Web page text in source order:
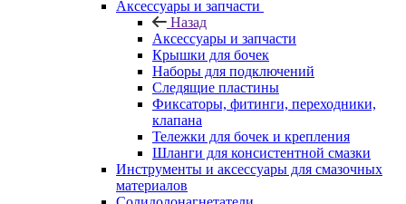
Аксессуары и запчасти
Назад
Аксессуары и запчасти
Крышки для бочек
Наборы для подключений
Следящие пластины
Фиксаторы, фитинги, переходники,
клапана
Тележки для бочек и крепления
Шланги для консистентной смазки
Инструменты и аксессуары для смазочных
материалов